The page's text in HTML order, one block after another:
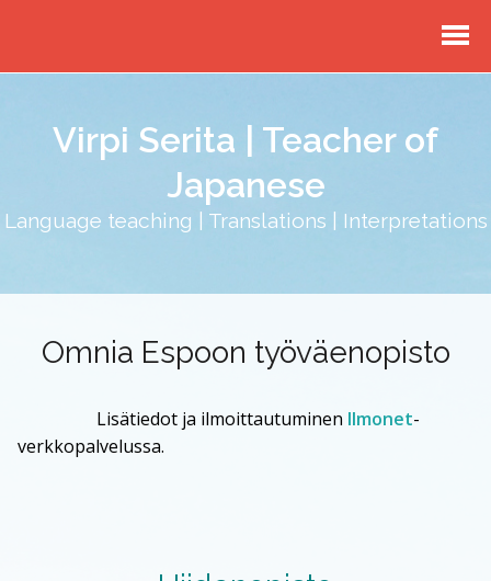
Virpi Serita | Teacher of
Japanese
Language teaching | Translations | Interpretations
Omnia Espoon työväenopisto
Lisätiedot ja ilmoittautuminen Ilmonet-
verkkopalvelussa.